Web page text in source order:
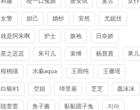
和服 咬一口兔娘 唐安琪 复古 女仆
女警 妲己 婚纱 安然 尤妮丝
就是阿朱啊 护士 旗袍 日奈娇
星之迟迟 朱可儿 束缚 杨晨晨 果儿
桜桃喵 水淼aqua 王雨纯 王馨瑶
白银81 空姐 绮里嘉 芝芝 蠢沫沫
陆萱萱 鱼子酱 黏黏团子兔 지아